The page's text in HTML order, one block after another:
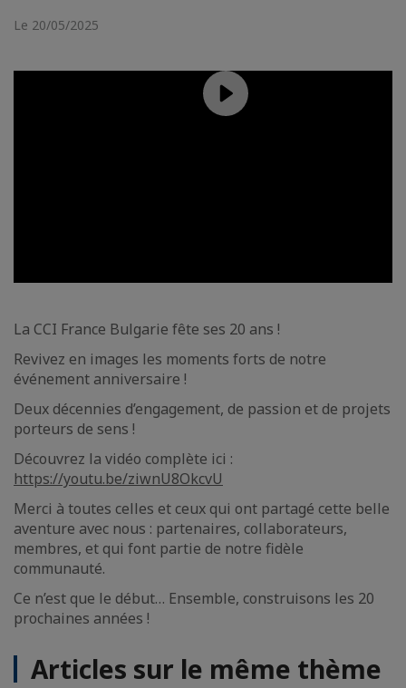
Le 20/05/2025
La CCI France Bulgarie fête ses 20 ans !
Revivez en images les moments forts de notre
événement anniversaire !
Deux décennies d’engagement, de passion et de projets
porteurs de sens !
Découvrez la vidéo complète ici :
https://youtu.be/ziwnU8OkcvU
Merci à toutes celles et ceux qui ont partagé cette belle
aventure avec nous : partenaires, collaborateurs,
membres, et qui font partie de notre fidèle
communauté.
Ce n’est que le début… Ensemble, construisons les 20
prochaines années !
Articles sur le même thème